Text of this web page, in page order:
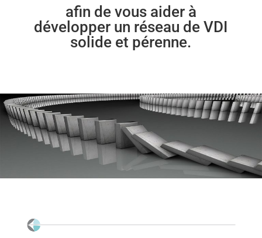
afin de vous aider à
développer un réseau de VDI
solide et pérenne.